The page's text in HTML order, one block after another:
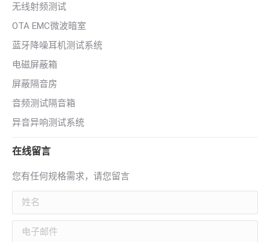
无线射频测试
OTA EMC微波暗室
蓝牙降噪耳机测试系统
电磁屏蔽箱
屏蔽隔音房
音频测试隔音箱
异音异响测试系统
在线留言
您有任何规格需求，请您留言
姓名
电子邮件